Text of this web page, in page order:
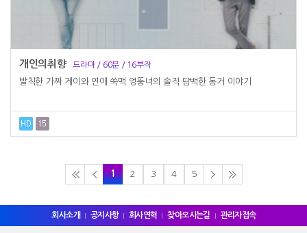
개인의취향 드라마 / 60분 / 16부작
발칙한 가짜 게이와 연애 쑥맥 엉뚱녀의 솔직 담백한 동거 이야기
1 2 3 4 5
회사소개 공지사항 회사연혁 찾아오시는길 관리자접속